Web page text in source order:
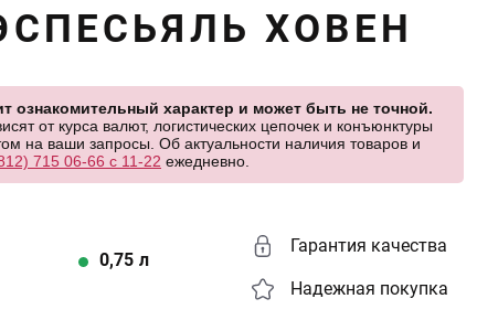
ХОВЕН
ознакомительный характер и может быть не точной.
от курса валют, логистических цепочек и конъюнктуры
на ваши запросы. Об актуальности наличия товаров и
715 06-66 с 11-22 ежедневно.
0,75 л
Гарантия качества
Надежная покупка